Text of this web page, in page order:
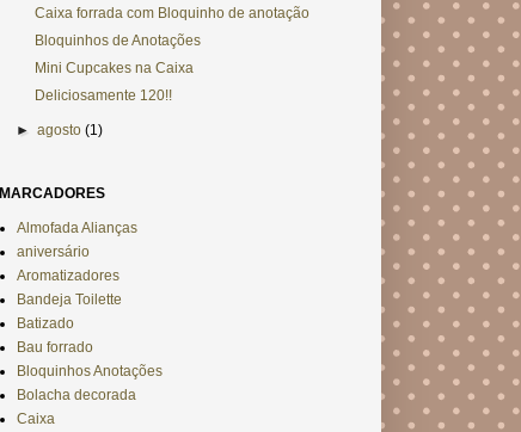
Caixa forrada com Bloquinho de anotação
Bloquinhos de Anotações
Mini Cupcakes na Caixa
Deliciosamente 120!!
►agosto(1)
MARCADORES
Almofada Alianças
aniversário
Aromatizadores
Bandeja Toilette
Batizado
Bau forrado
Bloquinhos Anotações
Bolacha decorada
Caixa